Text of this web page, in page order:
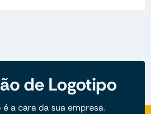
de Logotipo
a cara da sua empresa.